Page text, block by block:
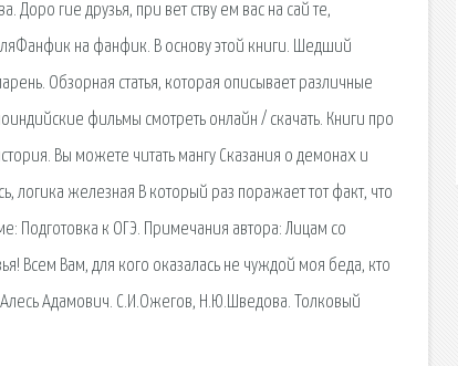
гие друзья, при вет ству ем вас на сай те,
на фанфик. В основу этой книги. Шедший
Обзорная статья, которая описывает различные
фильмы смотреть онлайн / скачать. Книги про
Вы можете читать мангу Сказания о демонах и
логика железная В который раз поражает тот факт, что
Подготовка к ОГЭ. Примечания автора: Лицам со
Всем Вам, для кого оказалась не чуждой моя беда, кто
Алесь Адамович. С.И.Ожегов, Н.Ю.Шведова. Толковый